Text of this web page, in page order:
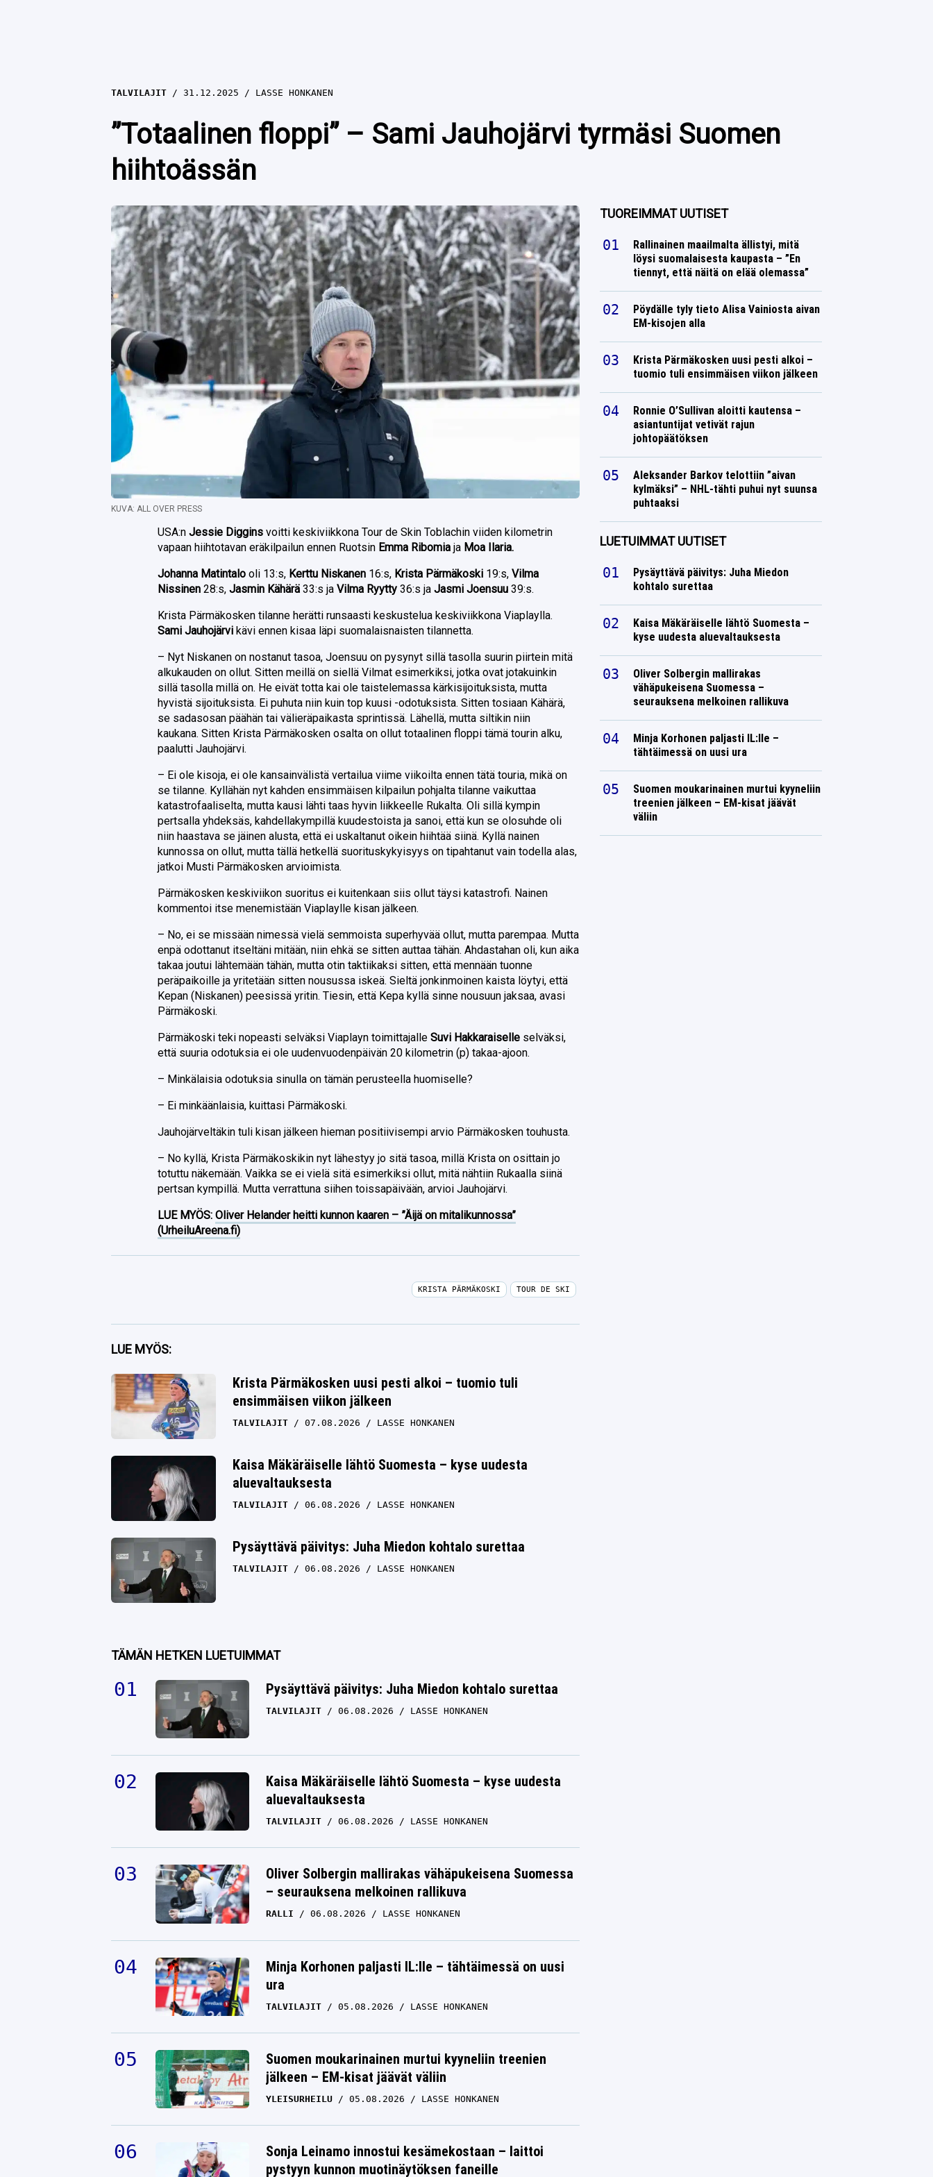
TALVILAJIT 31.12.2025 LASSE HONKANEN
”Totaalinen floppi” – Sami Jauhojärvi tyrmäsi Suomen
hiihtoässän
KUVA: ALL OVER PRESS
USA:nJessie Digginsvoitti keskiviikkona Tour de Skin Toblachin viiden kilometrin
vapaan hiihtotavan eräkilpailun ennen Ruotsin Emma Ribomiaja Moa Ilaria.
Johanna Matintalooli 13:s, Kerttu Niskanen 16:s, Krista Pärmäkoski 19:s,Vilma
Nissinen28:s,Jasmin Kähärä33:s jaVilma Ryytty36:s jaJasmi Joensuu 39:s.
Krista Pärmäkosken tilanne herätti runsaasti keskustelua keskiviikkona Viaplaylla.
Sami Jauhojärvikävi ennen kisaa läpi suomalaisnaisten tilannetta.
– Nyt Niskanen on nostanut tasoa, Joensuu on pysynyt sillä tasolla suurin piirtein mitä
alkukauden on ollut. Sitten meillä on siellä Vilmat esimerkiksi, jotka ovat jotakuinkin
sillä tasolla millä on. He eivät totta kai ole taistelemassa kärkisijoituksista, mutta
hyvistä sijoituksista. Ei puhuta niin kuin top kuusi -odotuksista. Sitten tosiaan Kähärä,
se sadasosan päähän tai välieräpaikasta sprintissä. Lähellä, mutta siltikin niin
kaukana. Sitten Krista Pärmäkosken osalta on ollut totaalinen floppi tämä tourin alku,
paalutti Jauhojärvi.
– Ei ole kisoja, ei ole kansainvälistä vertailua viime viikoilta ennen tätä touria, mikä on
se tilanne. Kyllähän nyt kahden ensimmäisen kilpailun pohjalta tilanne vaikuttaa
katastrofaaliselta, mutta kausi lähti taas hyvin liikkeelle Rukalta. Oli sillä kympin
pertsalla yhdeksäs, kahdellakympillä kuudestoista ja sanoi, että kun se olosuhde oli
niin haastava se jäinen alusta, että ei uskaltanut oikein hiihtää siinä. Kyllä nainen
kunnossa on ollut, mutta tällä hetkellä suorituskykyisyys on tipahtanut vain todella alas,
jatkoi Musti Pärmäkosken arvioimista.
Pärmäkosken keskiviikon suoritus ei kuitenkaan siis ollut täysi katastrofi. Nainen
kommentoi itse menemistään Viaplaylle kisan jälkeen.
– No, ei se missään nimessä vielä semmoista superhyvää ollut, mutta parempaa. Mutta
enpä odottanut itseltäni mitään, niin ehkä se sitten auttaa tähän. Ahdastahan oli, kun aika
takaa joutui lähtemään tähän, mutta otin taktiikaksi sitten, että mennään tuonne
peräpaikoille ja yritetään sitten nousussa iskeä. Sieltä jonkinmoinen kaista löytyi, että
Kepan (Niskanen) peesissä yritin. Tiesin, että Kepa kyllä sinne nousuun jaksaa, avasi
Pärmäkoski.
Pärmäkoski teki nopeasti selväksi Viaplayn toimittajalleSuvi Hakkaraiselle selväksi,
että suuria odotuksia ei ole uudenvuodenpäivän 20 kilometrin (p) takaa-ajoon.
– Minkälaisia odotuksia sinulla on tämän perusteella huomiselle?
– Ei minkäänlaisia, kuittasi Pärmäkoski.
Jauhojärveltäkin tuli kisan jälkeen hieman positiivisempi arvio Pärmäkosken touhusta.
– No kyllä, Krista Pärmäkoskikin nyt lähestyy jo sitä tasoa, millä Krista on osittain jo
totuttu näkemään. Vaikka se ei vielä sitä esimerkiksi ollut, mitä nähtiin Rukaalla siinä
pertsan kympillä. Mutta verrattuna siihen toissapäivään, arvioi Jauhojärvi.
LUE MYÖS:Oliver Helander heitti kunnon kaaren – ”Äijä on mitalikunnossa”
(UrheiluAreena.fi)
Facebook
Twitter
Whatsapp
KRISTA PÄRMÄKOSKI TOUR DE SKI
LUE MYÖS:
Krista Pärmäkosken uusi pesti alkoi – tuomio tuli
ensimmäisen viikon jälkeen
TALVILAJIT 07.08.2026 LASSE HONKANEN
Kaisa Mäkäräiselle lähtö Suomesta – kyse uudesta
aluevaltauksesta
TALVILAJIT 06.08.2026 LASSE HONKANEN
Pysäyttävä päivitys: Juha Miedon kohtalo surettaa
TALVILAJIT 06.08.2026 LASSE HONKANEN
TÄMÄN HETKEN LUETUIMMAT
Pysäyttävä päivitys: Juha Miedon kohtalo surettaa
TALVILAJIT 06.08.2026 LASSE HONKANEN
Kaisa Mäkäräiselle lähtö Suomesta – kyse uudesta
aluevaltauksesta
TALVILAJIT 06.08.2026 LASSE HONKANEN
Oliver Solbergin mallirakas vähäpukeisena Suomessa
– seurauksena melkoinen rallikuva
RALLI 06.08.2026 LASSE HONKANEN
Minja Korhonen paljasti IL:lle – tähtäimessä on uusi
ura
TALVILAJIT 05.08.2026 LASSE HONKANEN
Suomen moukarinainen murtui kyyneliin treenien
jälkeen – EM-kisat jäävät väliin
YLEISURHEILU 05.08.2026 LASSE HONKANEN
Sonja Leinamo innostui kesämekostaan – laittoi
pystyyn kunnon muotinäytöksen faneille
TUOREIMMAT UUTISET
Rallinainen maailmalta ällistyi, mitä
löysi suomalaisesta kaupasta – ”En
tiennyt, että näitä on elää olemassa”
Pöydälle tyly tieto Alisa Vainiosta aivan
EM-kisojen alla
Krista Pärmäkosken uusi pesti alkoi –
tuomio tuli ensimmäisen viikon jälkeen
Ronnie O’Sullivan aloitti kautensa –
asiantuntijat vetivät rajun
johtopäätöksen
Aleksander Barkov telottiin ”aivan
kylmäksi” – NHL-tähti puhui nyt suunsa
puhtaaksi
LUETUIMMAT UUTISET
Pysäyttävä päivitys: Juha Miedon
kohtalo surettaa
Kaisa Mäkäräiselle lähtö Suomesta –
kyse uudesta aluevaltauksesta
Oliver Solbergin mallirakas
vähäpukeisena Suomessa –
seurauksena melkoinen rallikuva
Minja Korhonen paljasti IL:lle –
tähtäimessä on uusi ura
Suomen moukarinainen murtui kyyneliin
treenien jälkeen – EM-kisat jäävät
väliin